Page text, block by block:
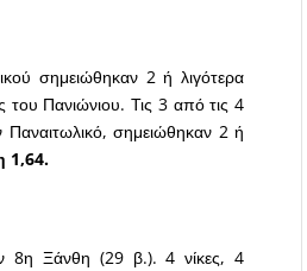
σημειώθηκαν 2 ή λιγότερα
Πανιώνιου. Τις 3 από τις 4
σημειώθηκαν 2 ή
1,64.
8η Ξάνθη (29 β.). 4 νίκες, 4